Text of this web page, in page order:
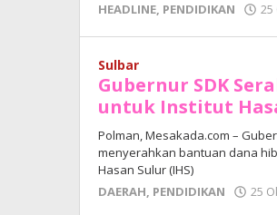
HEADLINE, PENDIDIKAN 25
Sulbar
Gubernur SDK
untuk Institut
Polman, Mesakada.com –
menyerahkan bantuan dana
Hasan Sulur (IHS)
DAERAH, PENDIDIKAN 25